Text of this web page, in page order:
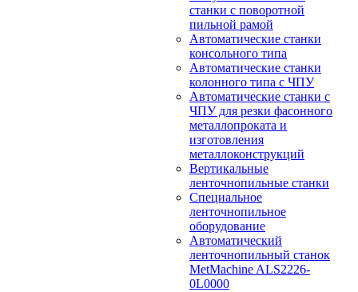
станки с поворотной
пильной рамой
Автоматические станки
консольного типа
Автоматические станки
колонного типа с ЧПУ
Автоматические станки с
ЧПУ для резки фасонного
металлопроката и
изготовления
металлоконструкций
Вертикальные
ленточнопильные станки
Специальное
ленточнопильное
оборудование
Автоматический
ленточнопильный станок
MetMachine ALS2226-
0L0000